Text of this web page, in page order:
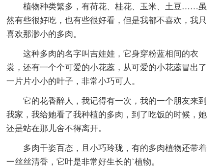
植物种类繁多，有荷花、桂花、玉米、土豆……虽
然有些很好吃，也有些很好看，但是我都不喜欢，我只
喜欢那渺小的多肉。
这种多肉的名字叫吉娃娃，它身穿粉蓝相间的衣
裳，还有一个个可爱的小花蕊，从可爱的小花蕊冒出了
一片片小小的叶子，非常小巧可人。
它的花香醉人，我记得有一次，我的一个朋友来到
我家，我给她看了我种植的多肉，到了吃饭的时候，她
还是站在那儿舍不得离开。
多肉千姿百态，且小巧玲珑，有的多肉植物还带着
一丝丝清香，它叶是非常好生长的`植物。